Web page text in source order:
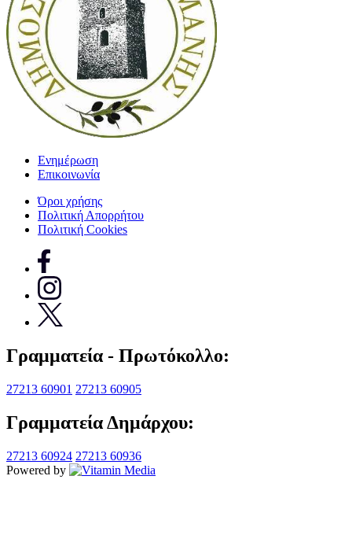
Ενημέρωση
Επικοινωνία
Όροι χρήσης
Πολιτική Απορρήτου
Πολιτική Cookies
Γραμματεία - Πρωτόκολλο:
27213 60901 27213 60905
Γραμματεία Δημάρχου:
27213 60924 27213 60936
Powered by